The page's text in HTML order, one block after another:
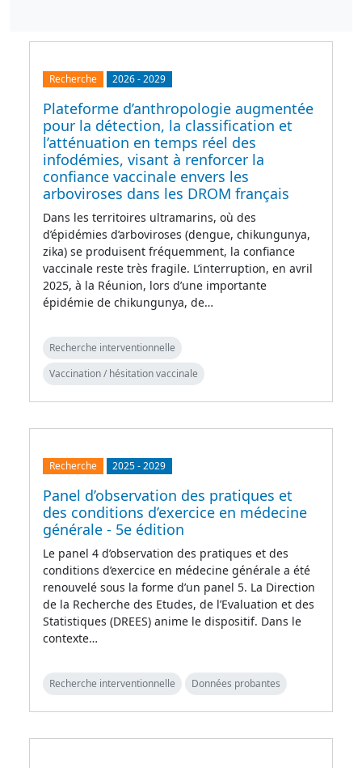
Recherche 2026-2029
Plateforme d’anthropologie augmentée
pour la détection, la classification et
l’atténuation en temps réel des
infodémies, visant à renforcer la
confiance vaccinale envers les
arboviroses dans les DROM français
Dans les territoires ultramarins, où des
d’épidémies d’arboviroses (dengue, chikungunya,
zika) se produisent fréquemment, la confiance
vaccinale reste très fragile. L’interruption, en avril
2025, à la Réunion, lors d’une importante
épidémie de chikungunya, de…
Recherche interventionnelle
Vaccination / hésitation vaccinale
Recherche 2025-2029
Panel d’observation des pratiques et
des conditions d’exercice en médecine
générale - 5e édition
Le panel 4 d’observation des pratiques et des
conditions d’exercice en médecine générale a été
renouvelé sous la forme d’un panel 5. La Direction
de la Recherche des Etudes, de l’Evaluation et des
Statistiques (DREES) anime le dispositif. Dans le
contexte…
Recherche interventionnelle Données probantes